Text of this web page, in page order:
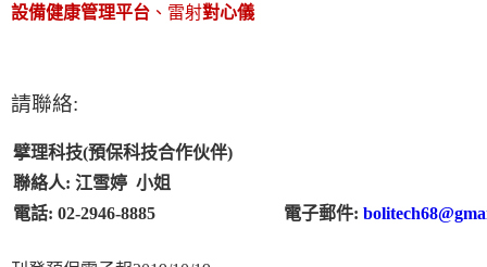
設備健康管理平台 、雷射對心儀
請聯絡:
擘理科技(預保科技合作伙伴)
聯絡人: 江雪婷 小姐
電話: 02-2946-8885
電子郵件: